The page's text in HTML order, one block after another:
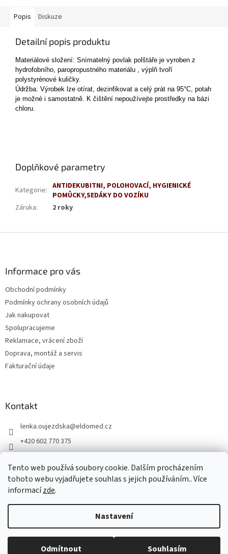
Tento web používá soubory cookie. Dalším procházením
tohoto webu vyjadřujete souhlas s jejich používáním.. Více
informacízde.
Nastavení
Odmítnout Souhlasím
Popis Diskuze
Detailní popis produktu
Materiálové složení: Snímatelný povlak polštáře je vyroben z
hydrofobního, paropropustného materiálu , výplň tvoří
polystyrénové kuličky.
Údržba: Výrobek lze otírat, dezinfikovat a celý prát na 95°C, potah
je možné i samostatně. K čištění nepoužívejte prostředky na bázi
chloru.
Doplňkové parametry
Kategorie: ANTIDEKUBITNI, POLOHOVACÍ, HYGIENICKÉ
POMŮCKY,SEDÁKY DO VOZÍKU
Záruka: 2 roky
Informace pro vás
Obchodní podmínky
Podmínky ochrany osobních údajů
Jak nakupovat
Spolupracujeme
Reklamace, vrácení zboží
Doprava, montáž a servis
Fakturační údaje
Kontakt
lenka.oujezdska@eldomed.cz
+420 602 770 375
eldomed.cz
Copyright 2026Eldomed.cz. Všechna práva vyhrazena.Upravit